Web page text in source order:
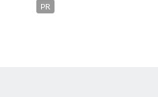
PR